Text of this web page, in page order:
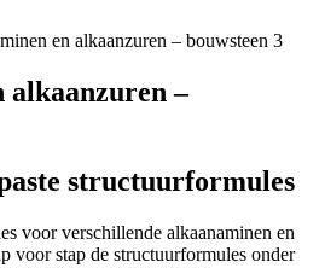
en alkaanzuren – bouwsteen 3
alkaanzuren –
structuurformules
voor verschillende alkaanaminen en
voor stap de structuurformules onder